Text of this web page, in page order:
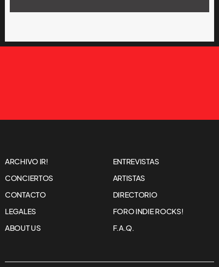
ARCHIVO IR!
ENTREVISTAS
CONCIERTOS
ARTISTAS
CONTACTO
DIRECTORIO
LEGALES
FORO INDIE ROCKS!
ABOUT US
F.A.Q.